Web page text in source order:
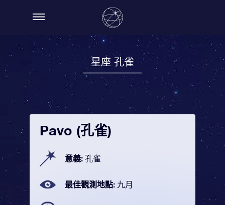
星座 孔雀
Pavo (孔雀)
意義: 孔雀
最佳觀測地點: 九月